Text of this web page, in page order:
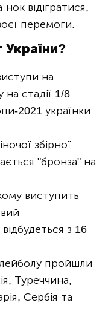
відігратися,
перемоги.
на
стадії 1/8
2021 українки
збірної
"бронза" на
виступить
з 16
пройшли
Туреччина,
Сербія та